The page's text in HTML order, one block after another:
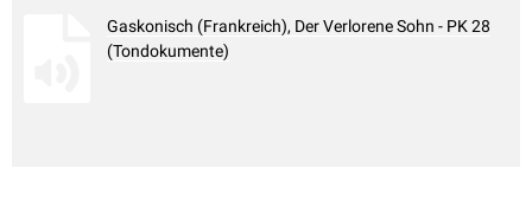
Gaskonisch (Frankreich), Der Verlorene Sohn - PK 28
(Tondokumente)